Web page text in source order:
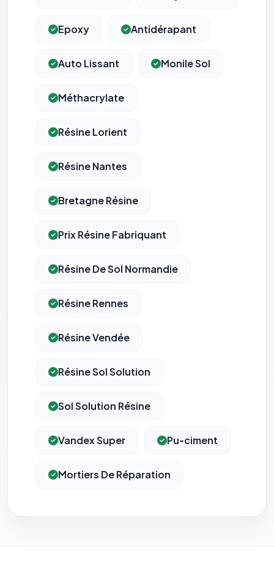
Epoxy Antidérapant
Auto Lissant Monile Sol
Méthacrylate
Résine Lorient
Résine Nantes
Bretagne Résine
Prix Résine Fabriquant
Résine De Sol Normandie
Résine Rennes
Résine Vendée
Résine Sol Solution
Sol Solution Résine
Vandex Super Pu-ciment
Mortiers De Réparation
confidentialité (section Traceurs dans les Courriels).